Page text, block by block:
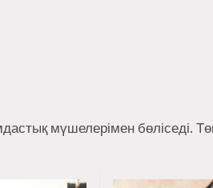
мүшелерімен бөліседі.